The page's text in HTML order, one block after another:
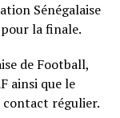
Sénégalaise
la finale.
de Football,
ainsi que le
contact régulier.